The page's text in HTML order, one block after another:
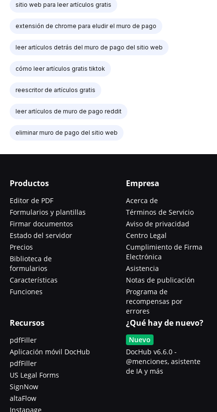
sitio web para leer artículos gratis
extensión de chrome para eludir el muro de pago
leer artículos detrás del muro de pago del sitio web
cómo leer artículos gratis tiktok
reescritor de artículos gratis
leer artículos de muro de pago reddit
eliminar muro de pago del sitio web
Productos
Editor de PDF
Formularios y plantillas
Firmar documentos
Estado del servidor
Precios
Biblioteca de
formularios
Características
Funciones
Empresa
Acerca de
Términos de Servicio
Aviso de privacidad
Centro Legal
Cumplimiento de Firma
Electrónica
Asistencia
Notas de publicación
Programa de
recompensas por
errores
Recursos
pdfFiller
Aplicación móvil DocHub
pdfFiller
US Legal Forms
SignNow
altaFlow
Instapage
¿Qué hay de nuevo?
Nuevo
DocHub v6.6.0 -
@menciones, asistente
de IA y más